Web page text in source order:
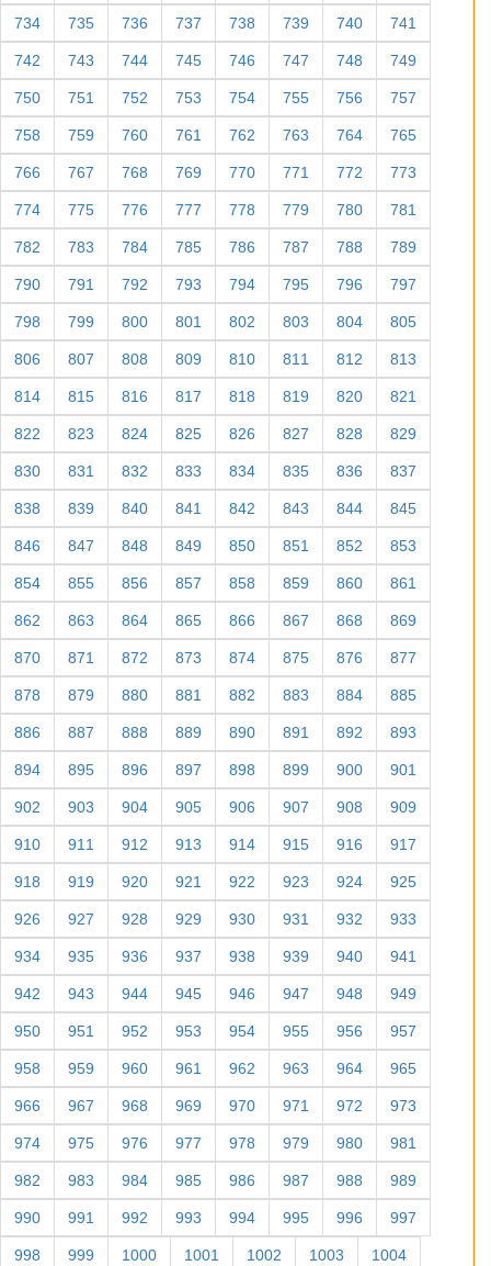
734 735 736 737 738 739 740 741
742 743 744 745 746 747 748 749
750 751 752 753 754 755 756 757
758 759 760 761 762 763 764 765
766 767 768 769 770 771 772 773
774 775 776 777 778 779 780 781
782 783 784 785 786 787 788 789
790 791 792 793 794 795 796 797
798 799 800 801 802 803 804 805
806 807 808 809 810 811 812 813
814 815 816 817 818 819 820 821
822 823 824 825 826 827 828 829
830 831 832 833 834 835 836 837
838 839 840 841 842 843 844 845
846 847 848 849 850 851 852 853
854 855 856 857 858 859 860 861
862 863 864 865 866 867 868 869
870 871 872 873 874 875 876 877
878 879 880 881 882 883 884 885
886 887 888 889 890 891 892 893
894 895 896 897 898 899 900 901
902 903 904 905 906 907 908 909
910 911 912 913 914 915 916 917
918 919 920 921 922 923 924 925
926 927 928 929 930 931 932 933
934 935 936 937 938 939 940 941
942 943 944 945 946 947 948 949
950 951 952 953 954 955 956 957
958 959 960 961 962 963 964 965
966 967 968 969 970 971 972 973
974 975 976 977 978 979 980 981
982 983 984 985 986 987 988 989
990 991 992 993 994 995 996 997
998 999 1000 1001 1002 1003 1004